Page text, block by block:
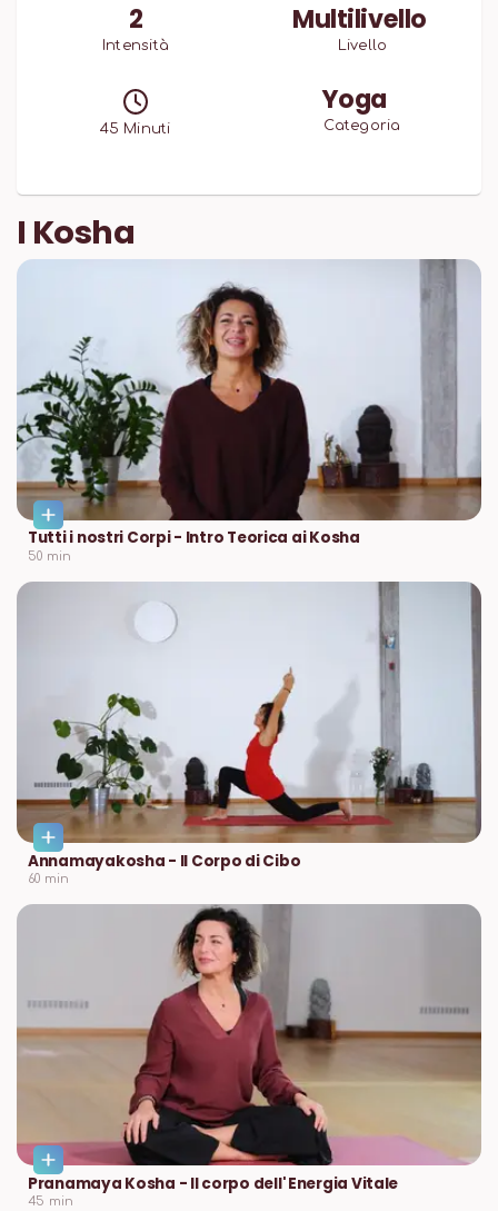
e come tale non è raggiungibile dalla mente
razionale: psicanalisi e meditazione hanno il
2
Intensità
Multilivello
Livello
45 Minuti
Yoga
Categoria
I Kosha
Tutti i nostri Corpi - Intro Teorica ai Kosha
50 min
Annamayakosha - Il Corpo di Cibo
60 min
Pranamaya Kosha - Il corpo dell' Energia Vitale
45 min